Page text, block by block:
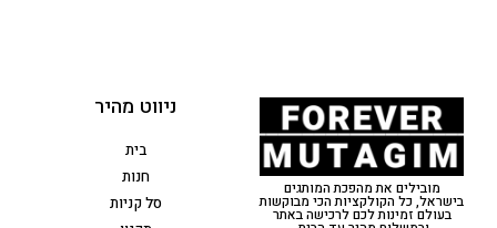
מובילים את מהפכת המותגים
בישראל, כל הקולקציות הכי מבוקשות
בעולם זמינות לכם לרכישה באתר
ניווט מהיר
בית
חנות
סל קניות